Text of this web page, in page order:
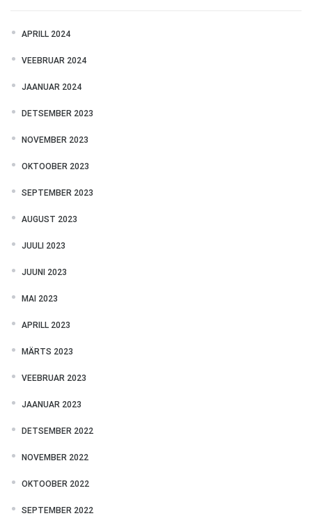
APRILL 2024
VEEBRUAR 2024
JAANUAR 2024
DETSEMBER 2023
NOVEMBER 2023
OKTOOBER 2023
SEPTEMBER 2023
AUGUST 2023
JUULI 2023
JUUNI 2023
MAI 2023
APRILL 2023
MÄRTS 2023
VEEBRUAR 2023
JAANUAR 2023
DETSEMBER 2022
NOVEMBER 2022
OKTOOBER 2022
SEPTEMBER 2022